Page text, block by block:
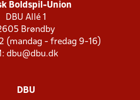
Boldspil-Union
DBU Allé 1
Brøndby
(mandag - fredag 9-16)
dbu@dbu.dk
DBU